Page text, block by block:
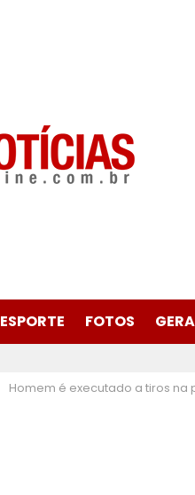
ESPORTE FOTOS
Homem é executado a tiros na porta de sua casa em Distrito de